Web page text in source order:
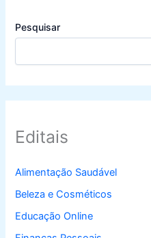
Pesquisar
Editais
Alimentação Saudável
Beleza e Cosméticos
Educação Online